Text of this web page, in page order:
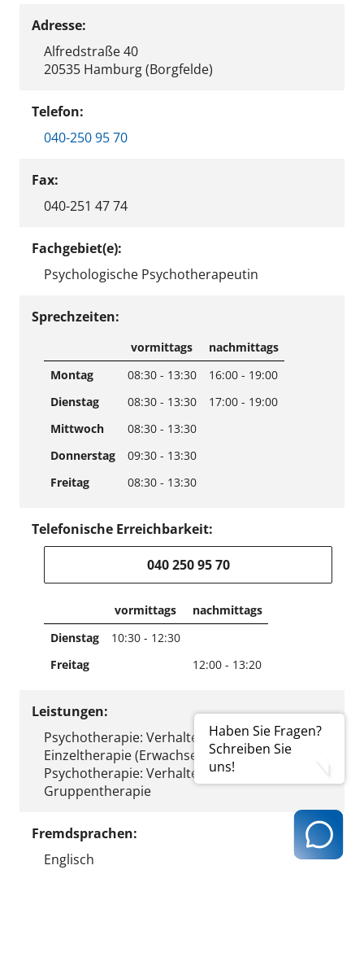
Haben Sie Fragen?
Schreiben Sie
uns!
Adresse:
Alfredstraße 40
20535 Hamburg (Borgfelde)
Telefon:
040-250 95 70
Fax:
040-251 47 74
Fachgebiet(e):
Psychologische Psychotherapeutin
Sprechzeiten:
vormittags
nachmittags
Montag
08:30 - 13:30
16:00 - 19:00
Dienstag
08:30 - 13:30
17:00 - 19:00
Mittwoch
08:30 - 13:30
Donnerstag
09:30 - 13:30
Freitag
08:30 - 13:30
Telefonische Erreichbarkeit:
040 250 95 70
vormittags
nachmittags
Dienstag
10:30 - 12:30
Freitag
12:00 - 13:20
Leistungen:
Psychotherapie: Verhaltenstherapie
Einzeltherapie (Erwachsene)
Psychotherapie: Verhaltenstherapie
Gruppentherapie
Fremdsprachen:
Englisch